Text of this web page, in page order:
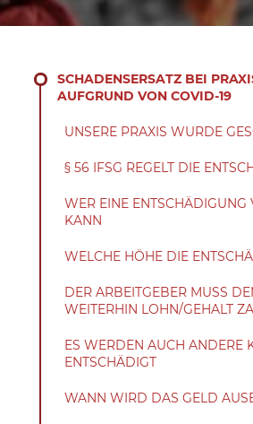
SCHADENSERSATZ BEI
UFGRUND VON COVID-19
UNSERE PRAXIS WURDE
§ 56 IFSG REGELT DIE
WER EINE ENTSCHÄDIGUNG
KANN
WELCHE HÖHE DIE
DER ARBEITGEBER MUSS
WEITERHIN LOHN/GEHALT
ES WERDEN AUCH ANDERE
ENTSCHÄDIGT
WANN WIRD DAS GELD